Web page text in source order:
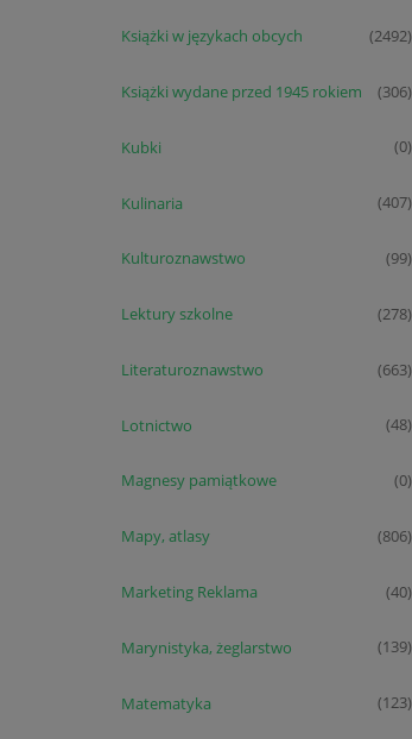
Książki w językach obcych (2492)
Książki wydane przed 1945 rokiem (306)
Kubki (0)
Kulinaria (407)
Kulturoznawstwo (99)
Lektury szkolne (278)
Literaturoznawstwo (663)
Lotnictwo (48)
Magnesy pamiątkowe (0)
Mapy, atlasy (806)
Marketing Reklama (40)
Marynistyka, żeglarstwo (139)
Matematyka (123)